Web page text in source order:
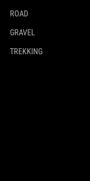
ROAD
GRAVEL
TREKKING